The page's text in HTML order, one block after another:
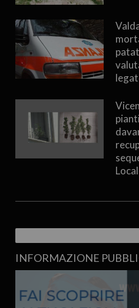
INFORMAZIONE